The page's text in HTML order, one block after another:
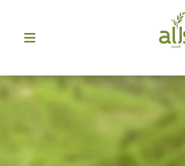
สินค้า >ท้อปปิ้งเครื่องดื่มพรีเมียม
> มิกซ์เบอร์รี่ครัมเ